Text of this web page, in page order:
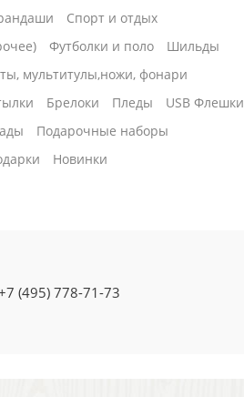
Спорт и отдых
Футболки и поло
Шильды
мультитулы,ножи, фонари
Брелоки Пледы
USB Флешки
Подарочные наборы
Новинки
(495) 778-71-73